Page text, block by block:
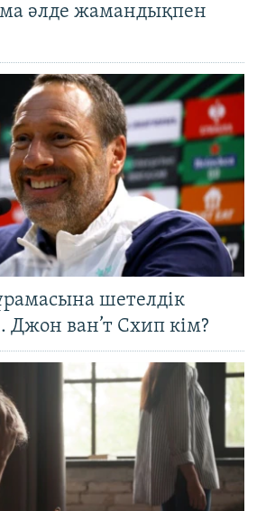
әлде жамандықпен
шетелдік
Джон ван’т Схип кім?